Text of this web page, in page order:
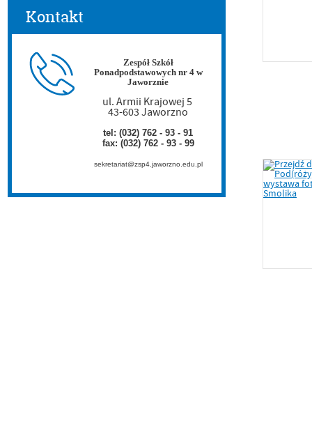
Kontakt
Zespół Szkół
Ponadpodstawowych nr 4 w
Jaworznie
ul. Armii Krajowej 5
43-603 Jaworzno
tel: (032) 762 - 93 - 91
fax: (032) 762 - 93 - 99
sekretariat@zsp4.jaworzno.edu.pl